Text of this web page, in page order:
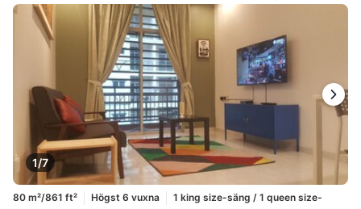
1/7
80 m²/861 ft² Högst 6 vuxna
1 king size-säng / 1 queen size-